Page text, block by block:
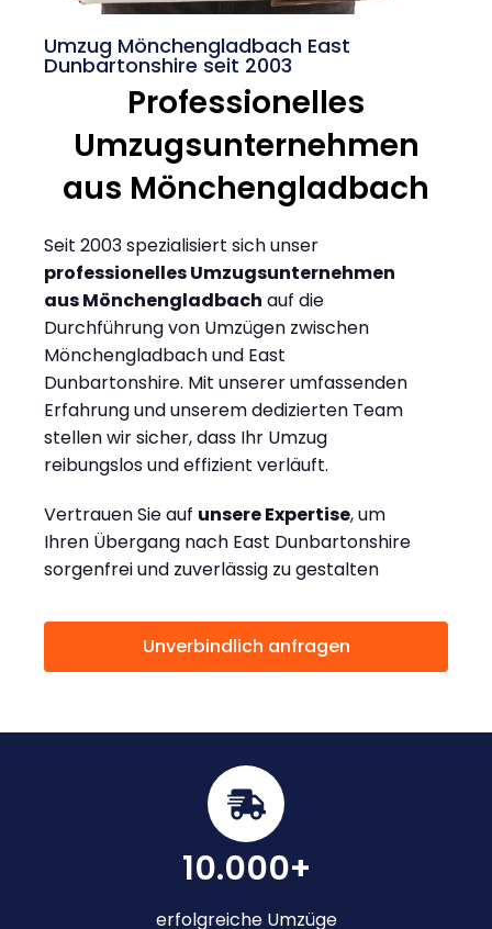
Umzug Mönchengladbach East
Dunbartonshire seit 2003
Professionelles
Umzugsunternehmen
aus Mönchengladbach
Seit 2003 spezialisiert sich unser
professionelles Umzugsunternehmen
aus Mönchengladbach auf die
Durchführung von Umzügen zwischen
Mönchengladbach und East
Dunbartonshire. Mit unserer umfassenden
Erfahrung und unserem dedizierten Team
stellen wir sicher, dass Ihr Umzug
reibungslos und effizient verläuft.
Vertrauen Sie auf unsere Expertise, um
Ihren Übergang nach East Dunbartonshire
sorgenfrei und zuverlässig zu gestalten
Unverbindlich anfragen
10.000+
erfolgreiche Umzüge